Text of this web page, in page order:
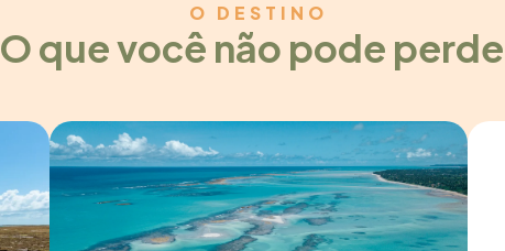
O DESTINO
O que você não pode